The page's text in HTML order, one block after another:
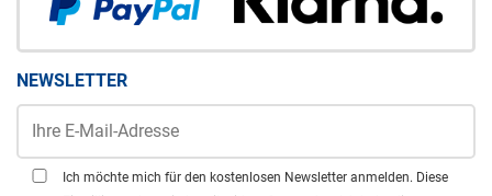
NEWSLETTER
Ich möchte mich für den kostenlosen Newsletter anmelden. Diese